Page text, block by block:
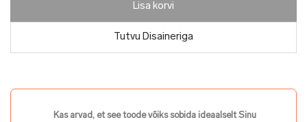
Lisa korvi
Tutvu Disaineriga
Kas arvad, et see toode võiks sobida ideaalselt Sinu